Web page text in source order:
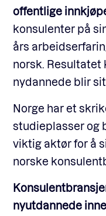
offentlige
konsulenter på
års
norsk. Resultatet
nydannede blir
Norge har et
studieplasser og
viktig aktør for å
norske
nyutdannede